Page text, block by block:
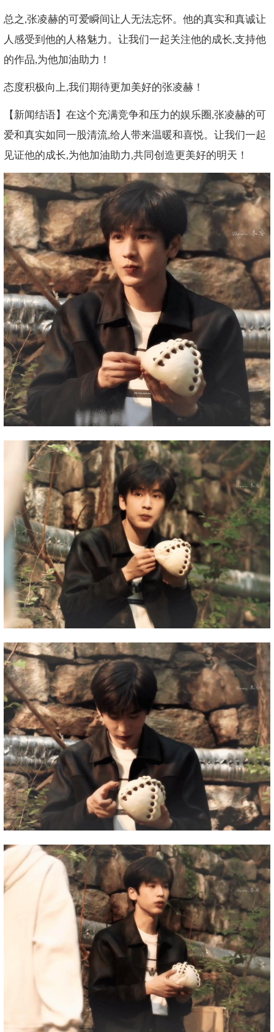
总之,张凌赫的可爱瞬间让人无法忘怀。他的真实和真诚让
人感受到他的人格魅力。让我们一起关注他的成长,支持他
的作品,为他加油助力！
态度积极向上,我们期待更加美好的张凌赫！
【新闻结语】在这个充满竞争和压力的娱乐圈,张凌赫的可
爱和真实如同一股清流,给人带来温暖和喜悦。让我们一起
见证他的成长,为他加油助力,共同创造更美好的明天！